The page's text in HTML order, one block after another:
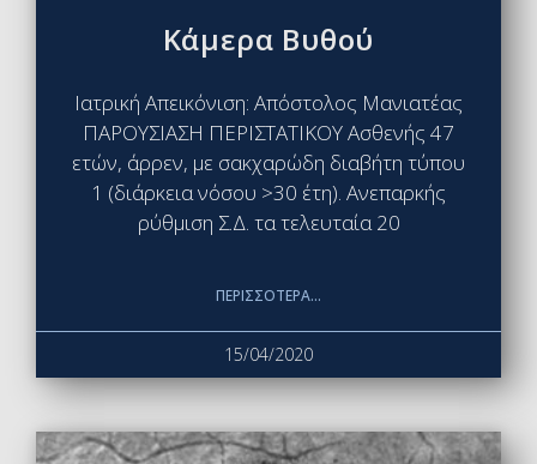
Κάμερα Βυθού
Ιατρική Απεικόνιση: Απόστολος Μανιατέας
ΠΑΡΟΥΣΙΑΣΗ ΠΕΡΙΣΤΑΤΙΚΟΥ Ασθενής 47
ετών, άρρεν, με σακχαρώδη διαβήτη τύπου
1 (διάρκεια νόσου >30 έτη). Ανεπαρκής
ρύθμιση Σ.Δ. τα τελευταία 20
ΠΕΡΙΣΣΌΤΕΡΑ...
15/04/2020